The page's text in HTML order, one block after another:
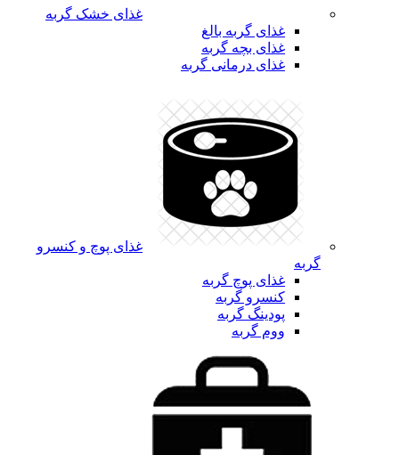
غذای خشک گربه
غذای گربه بالغ
غذای بچه گربه
غذای درمانی گربه
غذای پوچ و کنسرو
گربه
غذای پوچ گربه
کنسرو گربه
پودینگ گربه
ووم گربه